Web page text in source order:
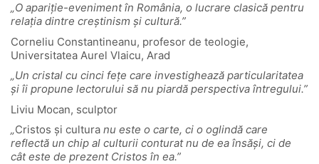
„O apariție-eveniment în România, o lucrare clasică pentru
relația dintre creștinism și cultură.”
Corneliu Constantineanu, profesor de teologie,
Universitatea Aurel Vlaicu, Arad
„Un cristal cu cinci fețe care investighează particularitatea
și îi propune lectorului să nu piardă perspectiva întregului.”
Liviu Mocan, sculptor
„Cristos și cultura nu este o carte, ci o oglindă care
reflectă un chip al culturii conturat nu de ea însăși, ci de
cât este de prezent Cristos în ea.”